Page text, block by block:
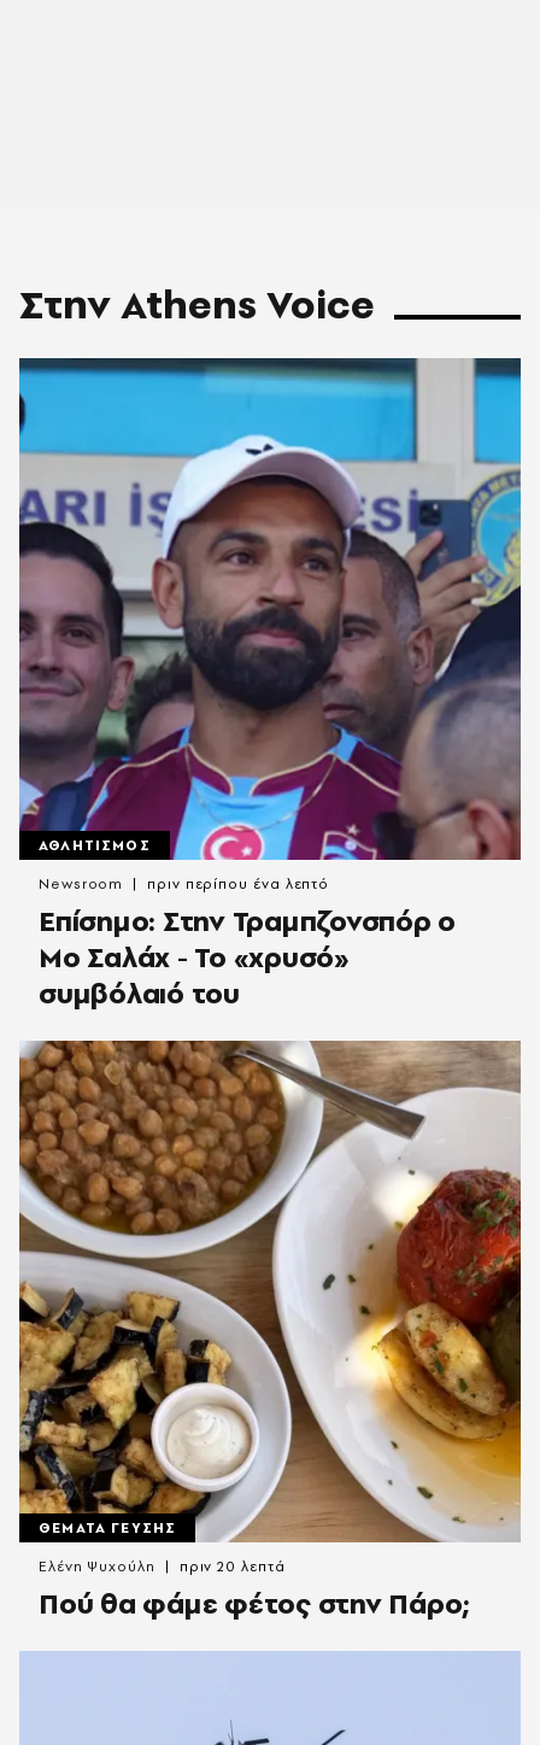
Στην Athens Voice
ΑΘΛΗΤΙΣΜΟΣ
Επίσημο: Στην Τραμπζονσπόρ ο
Μο Σαλάχ - Το «χρυσό»
συμβόλαιό του
Newsroom πριν περίπου ένα λεπτό
ΘΕΜΑΤΑ ΓΕΥΣΗΣ
Πού θα φάμε φέτος στην Πάρο;
Ελένη Ψυχούλη πριν 20 λεπτά